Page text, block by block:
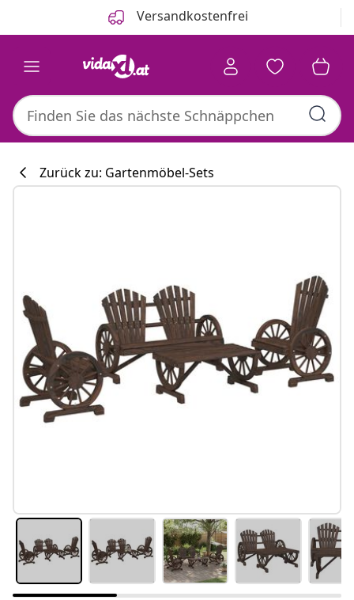
Versandkostenfrei
#sharemevidaxl
Zurück zu: Gartenmöbel-Sets